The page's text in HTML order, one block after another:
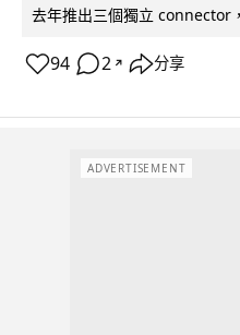
去年推出三個獨立 connector
94 2 ↗ 分享
ADVERTISEMENT